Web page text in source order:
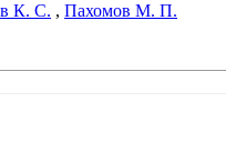
К. С. , Пахомов М. П.